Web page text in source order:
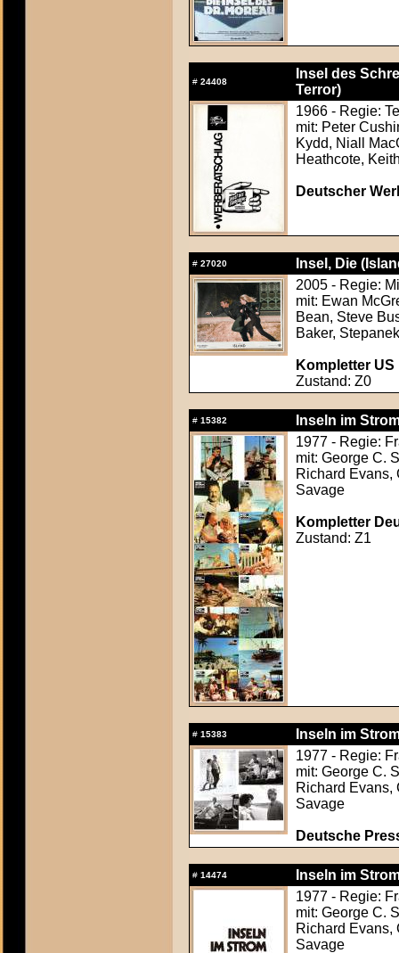
# 24408
Insel des
Terror)
1966 - Regie:
mit: Peter
Kydd, Niall
Heathcote,
Deutscher
# 27020
Insel, Die
2005 - Regie:
mit: Ewan
Bean, Steve
Baker,
Kompletter
Zustand: Z0
# 15382
Inseln im
1977 - Regie:
mit: George C.
Richard Evans,
Savage
Kompletter
Zustand: Z1
# 15383
Inseln im
1977 - Regie:
mit: George C.
Richard Evans,
Savage
Deutsche
# 14474
Inseln im
1977 - Regie:
mit: George C.
Richard Evans,
Savage